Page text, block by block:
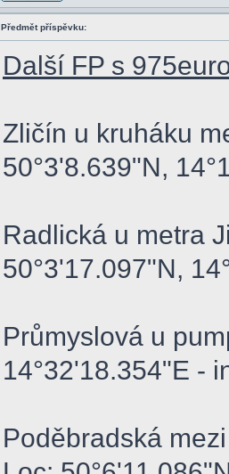
Předmět příspěvku:
Další FP s
Zličín u kruháku
50°3'8.639"N,
Radlická u metra
50°3'17.097"N,
Průmyslová u
14°32'18.354"E -
Poděbradská